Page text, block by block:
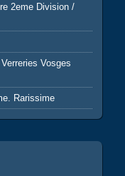
2eme Division /
Vosges
Rarissime